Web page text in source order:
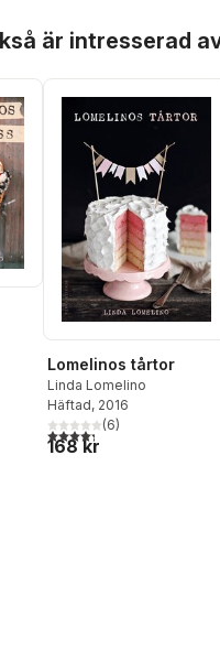
är intresserad
antal röster:
Lomelinos tårtor
Linda Lomelino
Häftad, 2016
4,3utav 5 stjärnor. Totalt
(6)
168 kr